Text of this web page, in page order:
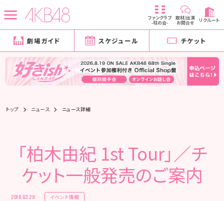
ファンクラブ
-柱の会-
取材/出演
お問合せ リクルート
劇場ガイド スケジュール チケット
トップ ニュース ニュース詳細
「柏木由紀 1st Tour」／チ
ケット一般発売のご案内
2016.03.29 イベント情報